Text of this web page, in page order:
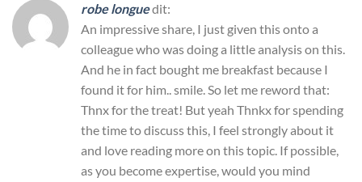
robe longuedit:
An impressive share, I just given this onto a
colleague who was doing a little analysis on this.
And he in fact bought me breakfast because I
found it for him.. smile. So let me reword that:
Thnx for the treat! But yeah Thnkx for spending
the time to discuss this, I feel strongly about it
and love reading more on this topic. If possible,
as you become expertise, would you mind